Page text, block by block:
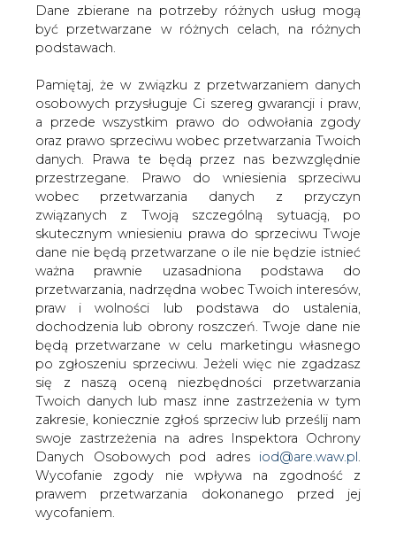
Dane zbierane na potrzeby różnych usług mogą
być przetwarzane w różnych celach, na różnych
podstawach.
Pamiętaj, że w związku z przetwarzaniem danych
osobowych przysługuje Ci szereg gwarancji i praw,
a przede wszystkim prawo do odwołania zgody
oraz prawo sprzeciwu wobec przetwarzania Twoich
danych. Prawa te będą przez nas bezwzględnie
przestrzegane. Prawo do wniesienia sprzeciwu
wobec przetwarzania danych z przyczyn
związanych z Twoją szczególną sytuacją, po
skutecznym wniesieniu prawa do sprzeciwu Twoje
dane nie będą przetwarzane o ile nie będzie istnieć
ważna prawnie uzasadniona podstawa do
przetwarzania, nadrzędna wobec Twoich interesów,
praw i wolności lub podstawa do ustalenia,
dochodzenia lub obrony roszczeń. Twoje dane nie
będą przetwarzane w celu marketingu własnego
po zgłoszeniu sprzeciwu. Jeżeli więc nie zgadzasz
się z naszą oceną niezbędności przetwarzania
Twoich danych lub masz inne zastrzeżenia w tym
zakresie, koniecznie zgłoś sprzeciw lub prześlij nam
swoje zastrzeżenia na adres Inspektora Ochrony
Danych Osobowych pod adres iod@are.waw.pl
Wycofanie zgody nie wpływa na zgodność z
prawem przetwarzania dokonanego przed jej
wycofaniem.
Z czego ma żyć (energetycznie)
demokratyczna i wolna Białoruś?
Na paskach wiadomości Białoruś gości
nieprzerwanie od kilkudziesięciu dni.
Biało-czerwono-białe flagi,
demonstracje, brutalne pacyfikacje i
zdjęcia kobiet wrzucanych do OMON-
owych samochodów pokazywane są na
całym świecie. Rządy Łukaszenki
wchodzą w swoje ostatnie stadium,
które jest jakże podobne do innych
zdarzeń z historii. Jednak gospodarczo
Białoruś jest totalnie zależna od Rosji, a